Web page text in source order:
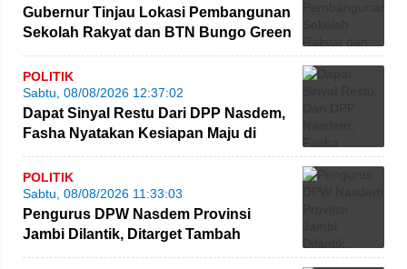
Gubernur Tinjau Lokasi Pembangunan
Sekolah Rakyat dan BTN Bungo Green
City
POLITIK
Sabtu, 08/08/2026 12:37:02
Dapat Sinyal Restu Dari DPP Nasdem,
Fasha Nyatakan Kesiapan Maju di
Pilgub Jambi
POLITIK
Sabtu, 08/08/2026 11:33:03
Pengurus DPW Nasdem Provinsi
Jambi Dilantik, Ditarget Tambah
Perolehan Kursi Legislatif